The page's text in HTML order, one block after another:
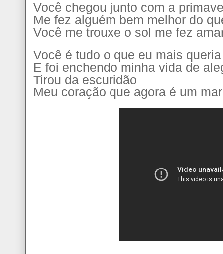
Você chegou junto com a
Me fez alguém bem melhor do
Você me trouxe o sol me fez
Você é tudo o que eu mais queria
E foi enchendo minha vida de
Tirou da escuridão
Meu coração que agora é um